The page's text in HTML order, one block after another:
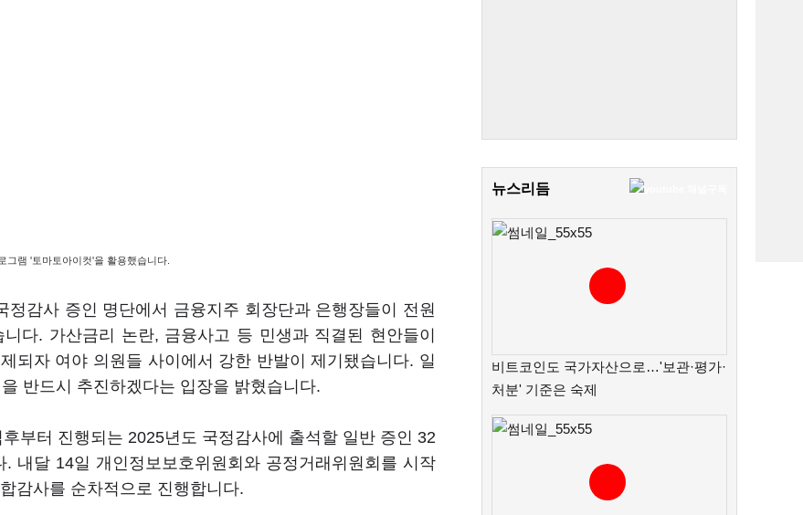
그램 '토마토아이컷'을 활용했습니다.
감사 증인 명단에서 금융지주 회장단과 은행장들이 전원
다. 가산금리 논란, 금융사고 등 민생과 직결된 현안들이
되자 여야 의원들 사이에서 강한 반발이 제기됐습니다. 일
반드시 추진하겠다는 입장을 밝혔습니다.
부터 진행되는 2025년도 국정감사에 출석할 일반 증인 32
내달 14일 개인정보보호위원회와 공정거래위원회를 시작
감사를 순차적으로 진행합니다.
뉴스리듬
비트코인도 국가자산으로…'보관·평가·
처분' 기준은 숙제